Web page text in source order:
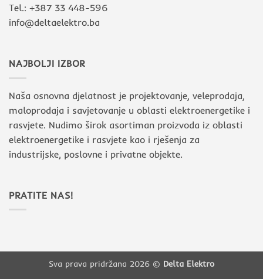
Tel.: +387 33 448-596
info@deltaelektro.ba
NAJBOLJI IZBOR
Naša osnovna djelatnost je projektovanje, veleprodaja,
maloprodaja i savjetovanje u oblasti elektroenergetike i
rasvjete. Nudimo širok asortiman proizvoda iz oblasti
elektroenergetike i rasvjete kao i rješenja za
industrijske, poslovne i privatne objekte.
PRATITE NAS!
Sva prava pridržana 2026 © Delta Elektro